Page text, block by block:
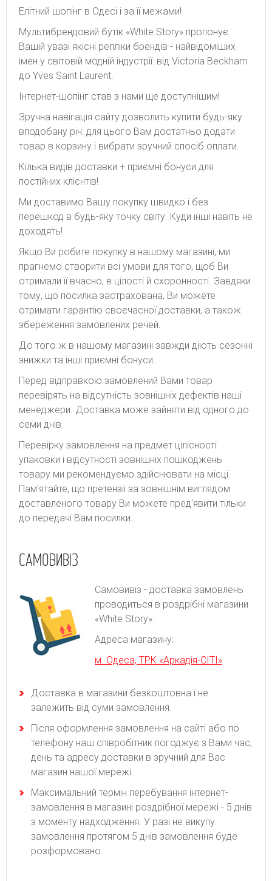
Елітний шопінг в Одесі і за її межами!
Мультибрендовий бутік «White Story» пропонує
Вашій увазі якісні репліки брендів - найвідоміших
імен у світовій модній індустрії: від Victoria Beckham
до Yves Saint Laurent.
Інтернет-шопінг став з нами ще доступнішим!
Зручна навігація сайту дозволить купити будь-яку
вподобану річ: для цього Вам достатньо додати
товар в корзину і вибрати зручний спосіб оплати.
Кілька видів доставки + приємні бонуси для
постійних клієнтів!
Ми доставимо Вашу покупку швидко і без
перешкод в будь-яку точку світу. Куди інші навіть не
доходять!
Якщо Ви робите покупку в нашому магазині, ми
прагнемо створити всі умови для того, щоб Ви
отримали її вчасно, в цілості й схоронності. Завдяки
тому, що посилка застрахована, Ви можете
отримати гарантію своєчасної доставки, а також
збереження замовлених речей.
До того ж в нашому магазині завжди діють сезонні
знижки та інші приємні бонуси.
Перед відправкою замовлений Вами товар
перевірять на відсутність зовнішніх дефектів наші
менеджери. Доставка може зайняти від одного до
семи днів.
Перевірку замовлення на предмет цілісності
упаковки і відсутності зовнішніх пошкоджень
товару ми рекомендуємо здійснювати на місці.
Пам'ятайте, що претензії за зовнішнім виглядом
доставленого товару Ви можете пред'явити тільки
до передачі Вам посилки.
САМОВИВІЗ
Самовивіз - доставка замовлень
проводиться в роздрібні магазини
«White Story».
Адреса магазину:
м. Одеса, ТРК «Аркадія-СІТІ»
Доставка в магазини безкоштовна і не
залежить від суми замовлення.
Після оформлення замовлення на сайті або по
телефону наш співробітник погоджує з Вами час,
день та адресу доставки в зручний для Вас
магазин нашої мережі.
Максимальний термін перебування інтернет-
замовлення в магазині роздрібної мережі - 5 днів
з моменту надходження. У разі не викупу
замовлення протягом 5 днів замовлення буде
розформовано.